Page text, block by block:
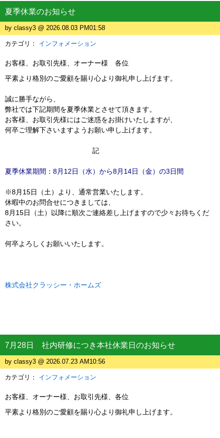
夏季休業のお知らせ
by classy3 @ 2026.08.03 PM01:58
カテゴリ： インフォメーション
お客様、お取引先様、オーナー様 各位
平素より格別のご愛顧を賜り心より御礼申し上げます。
誠に勝手ながら、
弊社では下記期間を夏季休業とさせて頂きます。
お客様、お取引先様にはご迷惑をお掛けいたしますが、
何卒ご理解下さいますようお願い申し上げます。
記
夏季休業期間：8月12日（水）から8月14日（金）の3日間
※8月15日（土）より、通常営業いたします。
休暇中のお問合せにつきましては、
8月15日（土）以降に順次ご連絡差し上げますので少々お待ちくだ
さい。
何卒よろしくお願いいたします。
株式会社クラッシー・ホームズ
7月28日 社内研修につき本社休業日のお知らせ
by classy3 @ 2026.07.23 AM10:56
カテゴリ： インフォメーション
お客様、オーナー様、お取引先様、各位
平素より格別のご愛顧を賜り心より御礼申し上げます。